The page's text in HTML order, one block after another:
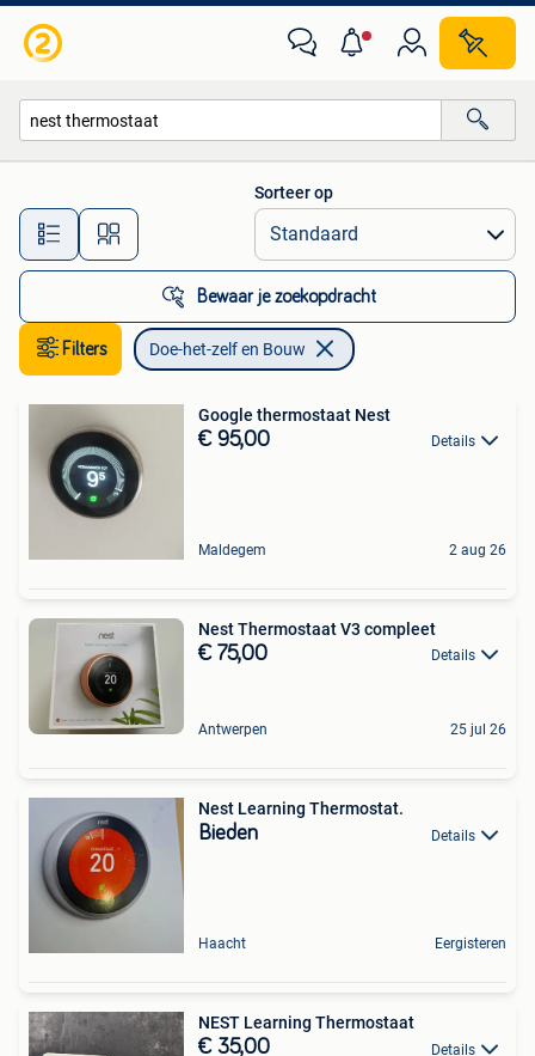
Alle afstanden…
Sorteer op
Bewaar je zoekopdracht
Filters Doe-het-zelf en Bouw
Google thermostaat Nest
€ 95,00 Details
Maldegem 2 aug 26
Nest Thermostaat V3 compleet
€ 75,00 Details
Antwerpen 25 jul 26
Nest Learning Thermostat.
Bieden Details
Haacht Eergisteren
NEST Learning Thermostaat
€ 35,00 Details